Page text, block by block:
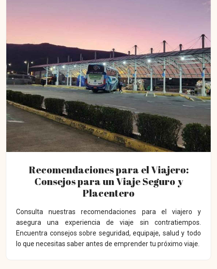
Recomendaciones para el Viajero:
Consejos para un Viaje Seguro y
Placentero
Consulta nuestras recomendaciones para el viajero y
asegura una experiencia de viaje sin contratiempos.
Encuentra consejos sobre seguridad, equipaje, salud y todo
lo que necesitas saber antes de emprender tu próximo viaje.